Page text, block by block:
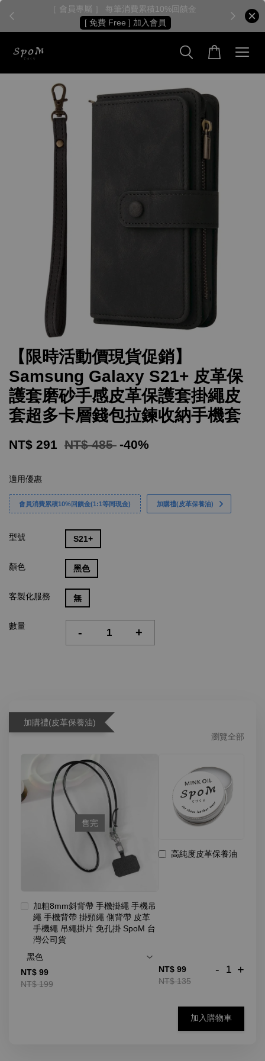
［ 會員專屬 ］ 每筆消費累積10%回饋金
[ 免費 Free ] 加入會員
【限時活動價現貨促銷】
Samsung Galaxy S21+ 皮革保
護套磨砂手感皮革保護套掛繩皮
套超多卡層錢包拉鍊收納手機套
NT$ 291 NT$ 485 -40%
適用優惠
會員消費累積10%回饋金(1:1等同現金) 加購禮(皮革保養油)
型號 S21+
顏色 黑色
客製化服務 無
數量 - +
加購禮(皮革保養油)
瀏覽全部
售完
加粗8mm斜背帶 手機掛繩 手機吊
繩 手機背帶 掛頸繩 側背帶 皮革
手機繩 吊繩掛片 免孔掛 SpoM 台
灣公司貨
NT$ 99
NT$ 199
高純度皮革保養油
NT$ 99
NT$ 135
- +
加入購物車